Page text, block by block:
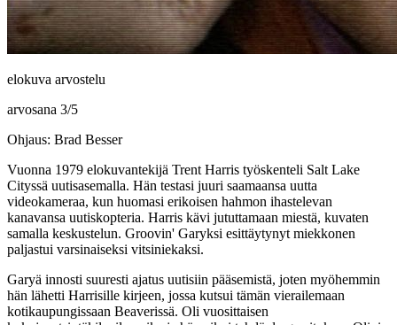
elokuva arvostelu
arvosana 3/5
Ohjaus: Brad Besser
Vuonna 1979 elokuvantekijä Trent Harris työskenteli Salt Lake
Cityssä uutisasemalla. Hän testasi juuri saamaansa uutta
videokameraa, kun huomasi erikoisen hahmon ihastelevan
kanavansa uutiskopteria. Harris kävi jututtamaan miestä, kuvaten
samalla keskustelun. Groovin' Garyksi esittäytynyt miekkonen
paljastui varsinaiseksi vitsiniekaksi.
Garyä innosti suuresti ajatus uutisiin pääsemistä, joten myöhemmin
hän lähetti Harrisille kirjeen, jossa kutsui tämän vierailemaan
kotikaupungissaan Beaverissä. Oli vuosittaisen